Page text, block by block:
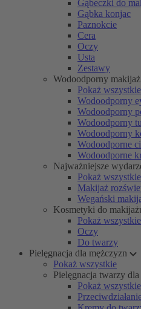
Gąbeczki do
Gąbka konjac
Paznokcie
Cera
Oczy
Usta
Zestawy
Wodoodporny makijaż
Pokaż wszystkie
Wodoodporny
Wodoodporny
Wodoodporny
Wodoodporny
Wodoodporne
Wodoodporne
Najważniejsze
Pokaż wszystkie
Makijaż
Wegański
Kosmetyki do
Pokaż wszystkie
Oczy
Do twarzy
Pielęgnacja dla mężczyzn
Pokaż wszystkie
Pielęgnacja twarzy
Pokaż wszystkie